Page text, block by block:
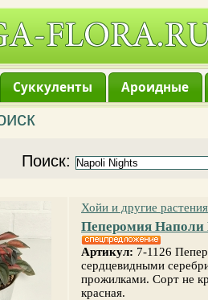
Суккуленты Ароидные
Поиск:
Хойи и другие растения
Пеперомия Наполи
Артикул: 7-1126
сердцевидными
прожилками. Сорт не
красная.